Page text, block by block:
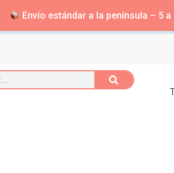
Envío estándar a la península – 5